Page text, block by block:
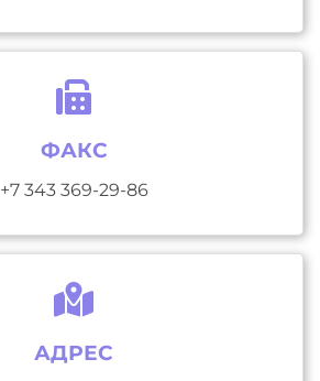
ФАКС
+7 343 369-29-86
АДРЕС